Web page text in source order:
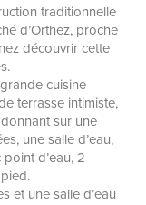
traditionnelle
d’Orthez, proche
découvrir cette
cuisine
terrasse intimiste,
sur une
une salle d’eau,
d’eau, 2
et une salle d’eau